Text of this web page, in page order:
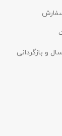
و بازگردانی